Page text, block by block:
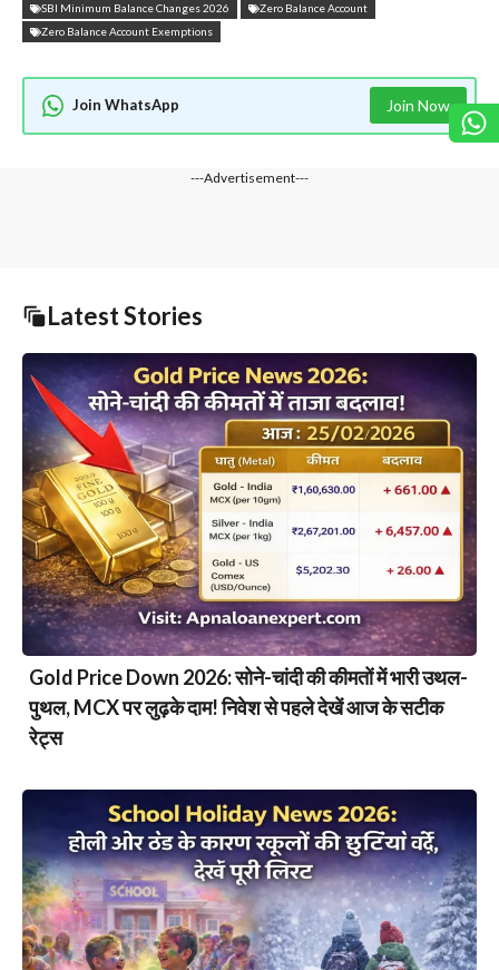
SBI Minimum Balance Changes 2026
Zero Balance Account
Zero Balance Account Exemptions
Join WhatsApp Join Now
---Advertisement---
Latest Stories
Gold Price Down 2026: सोने-चांदी की कीमतों में भारी उथल-
पुथल, MCX पर लुढ़के दाम! निवेश से पहले देखें आज के सटीक
रेट्स